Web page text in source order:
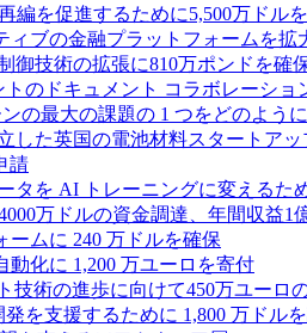
編を促進するために5,500万ドル
ィブの金融プラットフォームを
御技術の拡張に810万ポンドを確
トのドキュメント コラボレーシ
の最大の課題の 1 つをどのよう
した英国の電池材料スタートアッ
請
タを AI トレーニングに変えるた
万ドルの資金調達、年間収益1
ームに 240 万ドルを確保
動化に 1,200 万ユーロを寄付
技術の進歩に向けて450万ユーロ
発を支援するために 1,800 万ドル